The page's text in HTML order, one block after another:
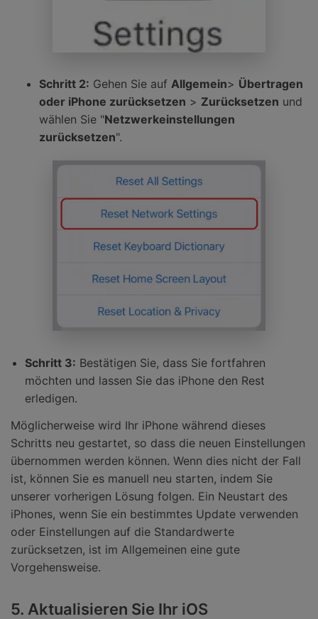
Schritt 2: Gehen Sie auf Allgemein> Übertragen
oder iPhone zurücksetzen > Zurücksetzen und
wählen Sie "Netzwerkeinstellungen
zurücksetzen".
Schritt 3: Bestätigen Sie, dass Sie fortfahren
möchten und lassen Sie das iPhone den Rest
erledigen.
Möglicherweise wird Ihr iPhone während dieses
Schritts neu gestartet, so dass die neuen Einstellungen
übernommen werden können. Wenn dies nicht der Fall
ist, können Sie es manuell neu starten, indem Sie
unserer vorherigen Lösung folgen. Ein Neustart des
iPhones, wenn Sie ein bestimmtes Update verwenden
oder Einstellungen auf die Standardwerte
zurücksetzen, ist im Allgemeinen eine gute
Vorgehensweise.
5. Aktualisieren Sie Ihr iOS